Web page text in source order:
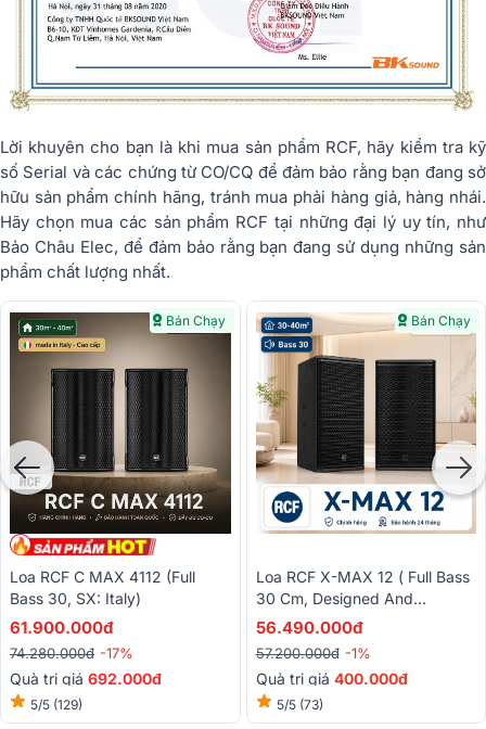
Lời khuyên cho bạn là khi mua sản phẩm RCF, hãy kiểm tra kỹ
số Serial và các chứng từ CO/CQ để đảm bảo rằng bạn đang sở
hữu sản phẩm chính hãng, tránh mua phải hàng giả, hàng nhái.
Hãy chọn mua các sản phẩm RCF tại những đại lý uy tín, như
Bảo Châu Elec, để đảm bảo rằng bạn đang sử dụng những sản
phẩm chất lượng nhất.
Bán Chạy
Loa RCF C MAX 4112 (full
Bass 30, SX: Italy)
61.900.000đ
74.280.000đ -17%
Quà trị giá 692.000đ
5/5 (129)
Bán Chạy
Loa RCF X-MAX 12 ( Full Bass
30 Cm, Designed And
Engineered In Italy)
56.490.000đ
57.200.000đ -1%
Quà trị giá 400.000đ
5/5 (73)